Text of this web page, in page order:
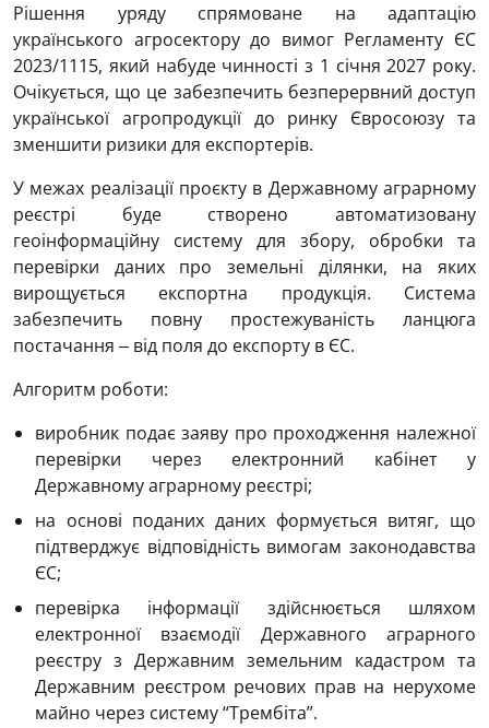
Рішення уряду спрямоване на адаптацію
українського агросектору до вимог Регламенту ЄС
2023/1115, який набуде чинності з 1 січня 2027 року.
Очікується, що це забезпечить безперервний доступ
української агропродукції до ринку Євросоюзу та
зменшити ризики для експортерів.
У межах реалізації проєкту в Державному аграрному
реєстрі буде створено автоматизовану
геоінформаційну систему для збору, обробки та
перевірки даних про земельні ділянки, на яких
вирощується експортна продукція. Система
забезпечить повну простежуваність ланцюга
постачання ‒ від поля до експорту в ЄС.
Алгоритм роботи:
виробник подає заяву про проходження належної
перевірки через електронний кабінет у
Державному аграрному реєстрі;
на основі поданих даних формується витяг, що
підтверджує відповідність вимогам законодавства
ЄС;
перевірка інформації здійснюється шляхом
електронної взаємодії Державного аграрного
реєстру з Державним земельним кадастром та
Державним реєстром речових прав на нерухоме
майно через систему “Трембіта”.